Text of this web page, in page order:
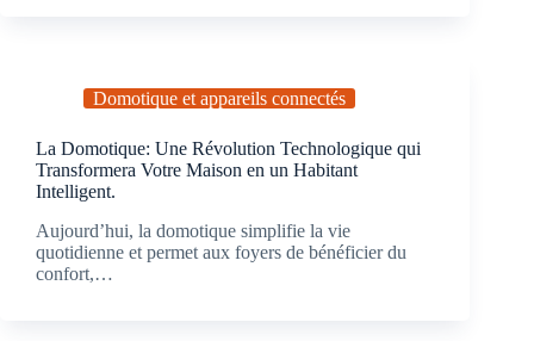
Domotique et appareils connectés
La Domotique: Une Révolution Technologique qui
Transformera Votre Maison en un Habitant
Intelligent.
Aujourd’hui, la domotique simplifie la vie
quotidienne et permet aux foyers de bénéficier du
confort,…